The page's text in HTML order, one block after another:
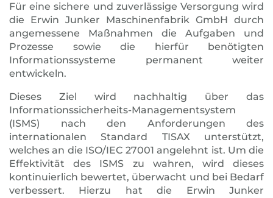
Für eine sichere und zuverlässige Versorgung wird
die Erwin Junker Maschinenfabrik GmbH durch
angemessene Maßnahmen die Aufgaben und
Prozesse sowie die hierfür benötigten
Informationssysteme permanent weiter
entwickeln.
Dieses Ziel wird nachhaltig über das
Informationssicherheits-Managementsystem
(ISMS) nach den Anforderungen des
internationalen Standard TISAX unterstützt,
welches an die ISO/IEC 27001 angelehnt ist. Um die
Effektivität des ISMS zu wahren, wird dieses
kontinuierlich bewertet, überwacht und bei Bedarf
verbessert. Hierzu hat die Erwin Junker